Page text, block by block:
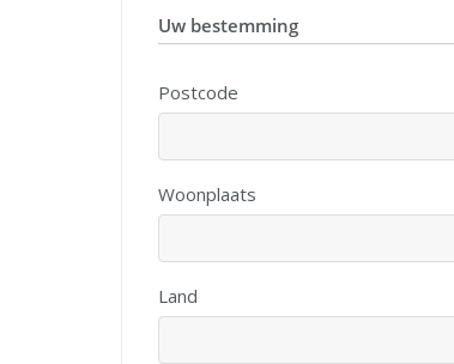
Uw bestemming
Postcode
Woonplaats
Land